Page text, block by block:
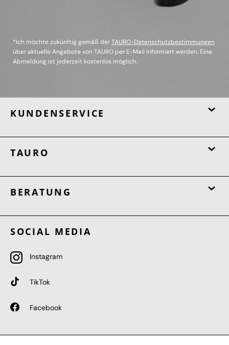
*Ich möchte zukünftig gemäß derTAURO-Datenschutzbestimmungen
über aktuelle Angebote von TAURO per E-Mail informiert werden. Eine
Abmeldung ist jederzeit kostenlos möglich.
KUNDENSERVICE
TAURO
BERATUNG
SOCIAL MEDIA
Instagram
TikTok
Facebook